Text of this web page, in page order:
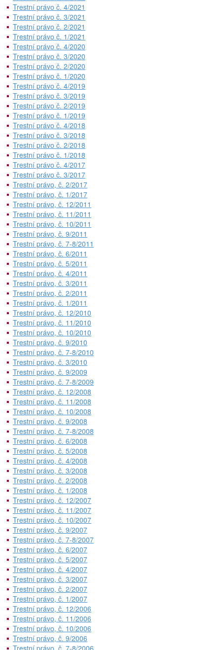
Trestní právo č. 4/2021
Trestní právo č. 3/2021
Trestní právo č. 2/2021
Trestní právo č. 1/2021
Trestní právo č. 4/2020
Trestní právo č. 3/2020
Trestní právo č. 2/2020
Trestní právo č. 1/2020
Trestní právo č. 4/2019
Trestní právo č. 3/2019
Trestní právo č. 2/2019
Trestní právo č. 1/2019
Trestní právo č. 4/2018
Trestní právo č. 3/2018
Trestní právo č. 2/2018
Trestní právo č. 1/2018
Trestní právo č. 4/2017
Trestní právo č. 3/2017
Trestní právo, č. 2/2017
Trestní právo, č. 1/2017
Trestní právo, č. 12/2011
Trestní právo, č. 11/2011
Trestní právo, č. 10/2011
Trestní právo, č. 9/2011
Trestní právo, č. 7-8/2011
Trestní právo, č. 6/2011
Trestní právo, č. 5/2011
Trestní právo, č. 4/2011
Trestní právo, č. 3/2011
Trestní právo, č. 2/2011
Trestní právo, č. 1/2011
Trestní právo, č. 12/2010
Trestní právo, č. 11/2010
Trestní právo, č. 10/2010
Trestní právo, č. 9/2010
Trestní právo, č. 7-8/2010
Trestní právo, č. 3/2010
Trestní právo, č. 9/2009
Trestní právo, č. 7-8/2009
Trestní právo, č. 12/2008
Trestní právo, č. 11/2008
Trestní právo, č. 10/2008
Trestní právo, č. 9/2008
Trestní právo, č. 7-8/2008
Trestní právo, č. 6/2008
Trestní právo, č. 5/2008
Trestní právo, č. 4/2008
Trestní právo, č. 3/2008
Trestní právo, č. 2/2008
Trestní právo, č. 1/2008
Trestní právo, č. 12/2007
Trestní právo, č. 11/2007
Trestní právo, č. 10/2007
Trestní právo, č. 9/2007
Trestní právo, č. 7-8/2007
Trestní právo, č. 6/2007
Trestní právo, č. 5/2007
Trestní právo, č. 4/2007
Trestní právo, č. 3/2007
Trestní právo, č. 2/2007
Trestní právo, č. 1/2007
Trestní právo, č. 12/2006
Trestní právo, č. 11/2006
Trestní právo, č. 10/2006
Trestní právo, č. 9/2006
Trestní právo, č. 7-8/2006